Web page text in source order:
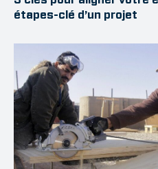
étapes-clé d’un projet